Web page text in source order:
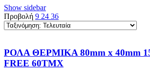
Show sidebar
Προβολή 9 24 36
ΡΟΛΑ ΘΕΡΜΙΚΑ 80mm x 40mm
FREE 60ΤΜΧ